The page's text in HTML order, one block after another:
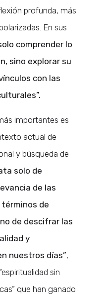
profunda, más
En sus
comprender lo
sino explorar su
con las
importantes es
actual de
y búsqueda de
solo de
de las
de
de descifrar las
y
nuestros días”,
sin
que han ganado